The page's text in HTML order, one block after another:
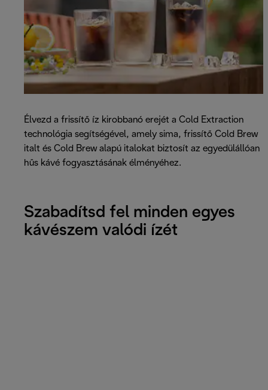
Élvezd a frissítő íz kirobbanó erejét a Cold Extraction
technológia segítségével, amely sima, frissítő Cold Brew
italt és Cold Brew alapú italokat biztosít az egyedülállóan
hűs kávé fogyasztásának élményéhez.
Szabadítsd fel minden egyes
kávészem valódi ízét